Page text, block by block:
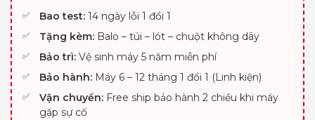
Bao test: 14 ngày lỗi 1 đổi 1
Tặng kèm: Balo – túi – lót – chuột không dây
Bảo trì: Vệ sinh máy 5 năm miễn phí
Bảo hành: Máy 6 – 12 tháng 1 đổi 1 (Linh kiện)
Vận chuyển: Free ship bảo hành 2 chiều khi máy
gặp sự cố